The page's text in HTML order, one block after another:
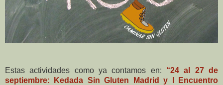
Estas actividades como ya contamos en: “24 al 27 de
septiembre: Kedada Sin Gluten Madrid y I Encuentro